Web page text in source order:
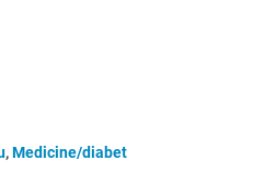
,Medicine/diabet